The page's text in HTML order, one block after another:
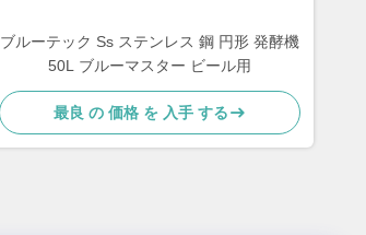
ブルーテック Ss ステンレス 鋼 円形 発酵機
50L ブルーマスター ビール用
最良 の 価格 を 入手 する